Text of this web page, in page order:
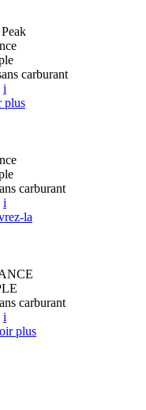
carburant
i
plus
carburant
i
la
carburant
i
plus